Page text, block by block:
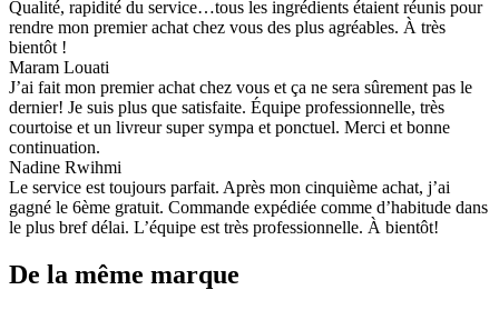
Qualité, rapidité du service…tous les ingrédients étaient réunis pour
rendre mon premier achat chez vous des plus agréables. À très
bientôt !
Maram Louati
J’ai fait mon premier achat chez vous et ça ne sera sûrement pas le
dernier! Je suis plus que satisfaite. Équipe professionnelle, très
courtoise et un livreur super sympa et ponctuel. Merci et bonne
continuation.
Nadine Rwihmi
Le service est toujours parfait. Après mon cinquième achat, j’ai
gagné le 6ème gratuit. Commande expédiée comme d’habitude dans
le plus bref délai. L’équipe est très professionnelle. À bientôt!
De la même marque